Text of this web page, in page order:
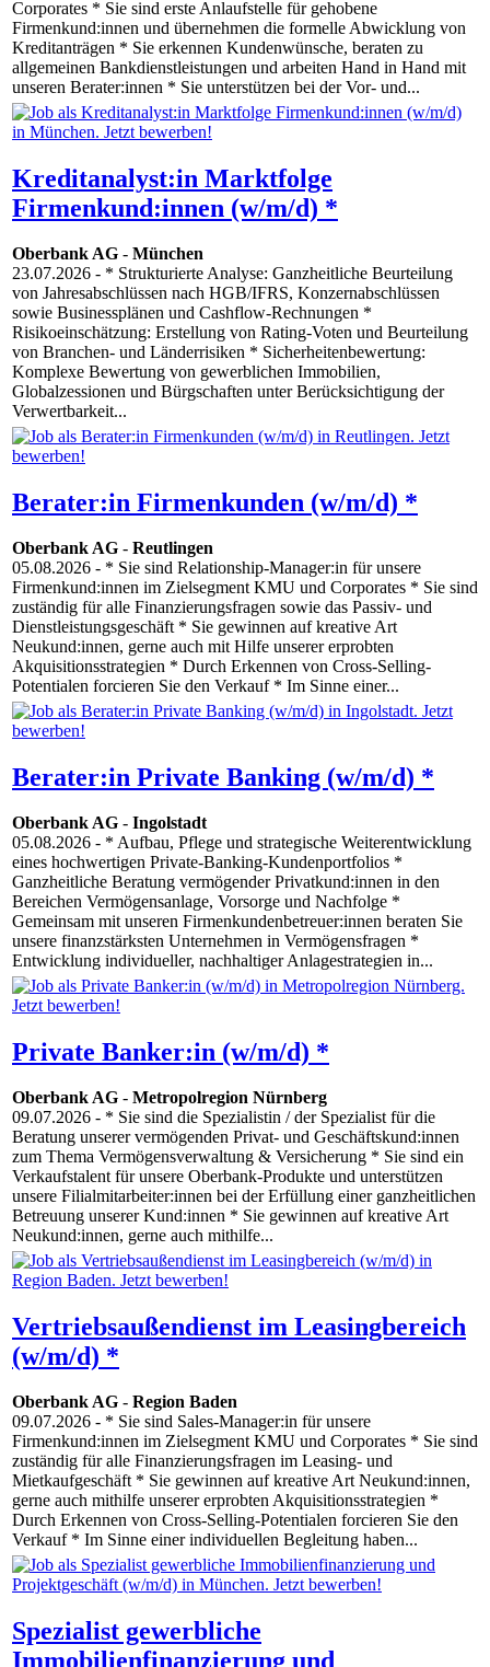
Corporates * Sie sind erste Anlaufstelle für gehobene
Firmenkund:innen und übernehmen die formelle Abwicklung von
Kreditanträgen * Sie erkennen Kundenwünsche, beraten zu
allgemeinen Bankdienstleistungen und arbeiten Hand in Hand mit
unseren Berater:innen * Sie unterstützen bei der Vor- und...
Kreditanalyst:in Marktfolge
Firmenkund:innen (w/m/d) *
Oberbank AG - München
23.07.2026 - * Strukturierte Analyse: Ganzheitliche Beurteilung
von Jahresabschlüssen nach HGB/IFRS, Konzernabschlüssen
sowie Businessplänen und Cashflow-Rechnungen *
Risikoeinschätzung: Erstellung von Rating-Voten und Beurteilung
von Branchen- und Länderrisiken * Sicherheitenbewertung:
Komplexe Bewertung von gewerblichen Immobilien,
Globalzessionen und Bürgschaften unter Berücksichtigung der
Verwertbarkeit...
Berater:in Firmenkunden (w/m/d) *
Oberbank AG - Reutlingen
05.08.2026 - * Sie sind Relationship-Manager:in für unsere
Firmenkund:innen im Zielsegment KMU und Corporates * Sie sind
zuständig für alle Finanzierungsfragen sowie das Passiv- und
Dienstleistungsgeschäft * Sie gewinnen auf kreative Art
Neukund:innen, gerne auch mit Hilfe unserer erprobten
Akquisitionsstrategien * Durch Erkennen von Cross-Selling-
Potentialen forcieren Sie den Verkauf * Im Sinne einer...
Berater:in Private Banking (w/m/d) *
Oberbank AG - Ingolstadt
05.08.2026 - * Aufbau, Pflege und strategische Weiterentwicklung
eines hochwertigen Private-Banking-Kundenportfolios *
Ganzheitliche Beratung vermögender Privatkund:innen in den
Bereichen Vermögensanlage, Vorsorge und Nachfolge *
Gemeinsam mit unseren Firmenkundenbetreuer:innen beraten Sie
unsere finanzstärksten Unternehmen in Vermögensfragen *
Entwicklung individueller, nachhaltiger Anlagestrategien in...
Private Banker:in (w/m/d) *
Oberbank AG - Metropolregion Nürnberg
09.07.2026 - * Sie sind die Spezialistin / der Spezialist für die
Beratung unserer vermögenden Privat- und Geschäftskund:innen
zum Thema Vermögensverwaltung & Versicherung * Sie sind ein
Verkaufstalent für unsere Oberbank-Produkte und unterstützen
unsere Filialmitarbeiter:innen bei der Erfüllung einer ganzheitlichen
Betreuung unserer Kund:innen * Sie gewinnen auf kreative Art
Neukund:innen, gerne auch mithilfe...
Vertriebsaußendienst im Leasingbereich
(w/m/d) *
Oberbank AG - Region Baden
09.07.2026 - * Sie sind Sales-Manager:in für unsere
Firmenkund:innen im Zielsegment KMU und Corporates * Sie sind
zuständig für alle Finanzierungsfragen im Leasing- und
Mietkaufgeschäft * Sie gewinnen auf kreative Art Neukund:innen,
gerne auch mithilfe unserer erprobten Akquisitionsstrategien *
Durch Erkennen von Cross-Selling-Potentialen forcieren Sie den
Verkauf * Im Sinne einer individuellen Begleitung haben...
Spezialist gewerbliche
Immobilienfinanzierung und